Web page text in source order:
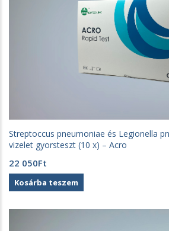
Streptoccus pneumoniae és Legionella
vizelet gyorsteszt (10 x) – Acro
22 050Ft
Kosárba teszem